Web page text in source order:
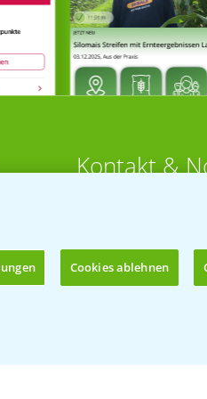
Kontakt &
KONTAKT
T.+49
Cookies ablehnen